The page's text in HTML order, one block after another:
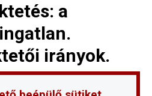
a
irányok.